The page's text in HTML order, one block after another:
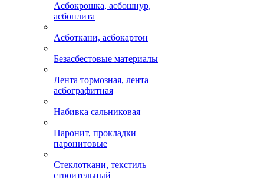
Асбокрошка, асбошнур,
асбоплита
Асботкани, асбокартон
Безасбестовые материалы
Лента тормозная, лента
асбографитная
Набивка сальниковая
Паронит, прокладки
паронитовые
Стеклоткани, текстиль
строительный